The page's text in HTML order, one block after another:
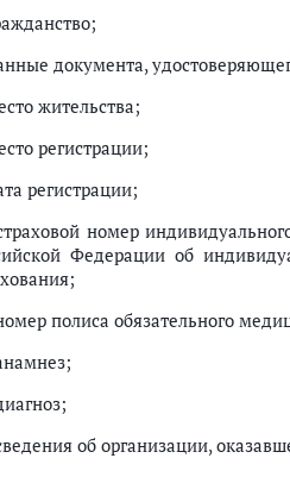
документа,
жительства;
регистрации;
регистрации;
номер
Федерации об
полиса обязательного
об организации,